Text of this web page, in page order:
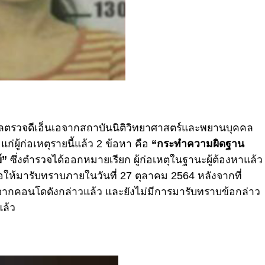
รวจดีเอ็นเอจากสถาบันนิติวิทยาศาสตร์และพยานบุคคล
ก่ผู้ก่อเหตุรายนี้แล้ว 2 ข้อหา คือ “กระทำความผิดฐาน
ซึ่งตำรวจได้ออกหมายเรียก ผู้ก่อเหตุในฐานะผู้ต้องหาแล้ว
ห้มารับทราบภายในวันที่ 27 ตุลาคม 2564 หลังจากที่
กคอนโดดังกล่าวแล้ว และยังไม่มีการมารับทราบข้อกล่าว
ล้ว